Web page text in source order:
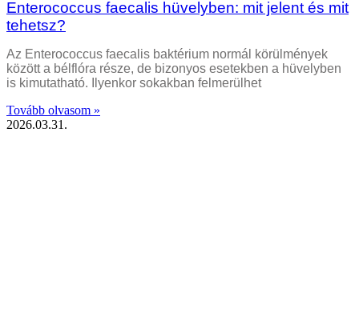
Enterococcus faecalis hüvelyben: mit jelent és mit
tehetsz?
Az Enterococcus faecalis baktérium normál körülmények
között a bélflóra része, de bizonyos esetekben a hüvelyben
is kimutatható. Ilyenkor sokakban felmerülhet
Tovább olvasom »
2026.03.31.